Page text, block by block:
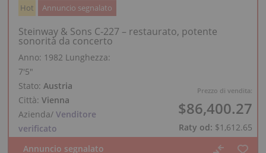
Prezzo di vendita:
$86,400.27
Raty od: $1,612.65
Hot Annuncio segnalato
Steinway & Sons C‑227 – restaurato, potente
sonorità da concerto
Anno: 1982 Lunghezza:
7′5″
Stato: Austria
Città: Vienna
Azienda/ Venditore
verificato